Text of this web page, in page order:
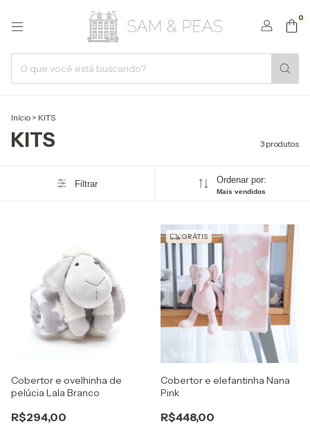
0
Início > KITS
KITS 3 produtos
Filtrar Ordenar por:
Mais vendidos
Cobertor e ovelhinha de
pelúcia Lala Branco
R$294,00
GRÁTIS
Cobertor e elefantinha Nana
Pink
R$448,00